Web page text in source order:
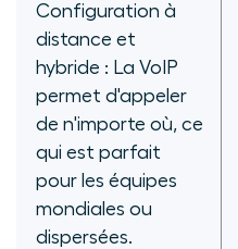
Configuration à
distance et
hybride : La VoIP
permet d'appeler
de n'importe où, ce
qui est parfait
pour les équipes
mondiales ou
dispersées.